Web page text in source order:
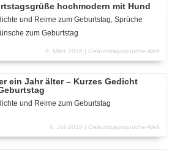
hochmodern mit Hund
und Reime zum Geburtstag Sprüche
zum Geburtstag
8. März 2016 | Geburtstagssprüche-Welt
ein Jahr älter – Kurzes Gedicht
und Reime zum Geburtstag
4. Juli 2015 | Geburtstagssprüche-Welt